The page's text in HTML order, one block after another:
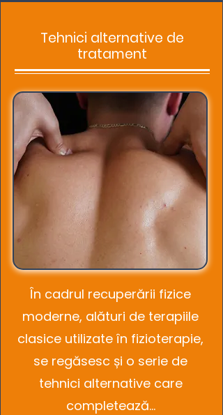
Tehnici alternative de
tratament
În cadrul recuperării fizice
moderne, alături de terapiile
clasice utilizate în fizioterapie,
se regăsesc și o serie de
tehnici alternative care
completează...